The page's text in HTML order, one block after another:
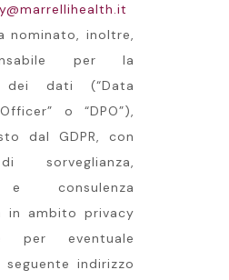
nominato, inoltre,
per la
dei dati (“Data
o “DPO”),
dal GDPR, con
sorveglianza,
e consulenza
in ambito privacy
per eventuale
indirizzo